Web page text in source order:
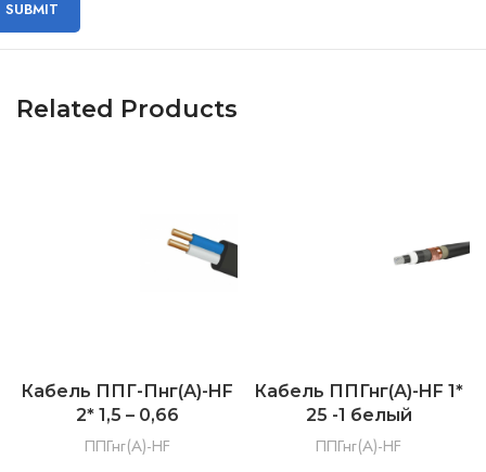
Related Products
Кабель ППГ-Пнг(А)-HF
2* 1,5 – 0,66
ППГнг(А)-HF
Кабель ППГнг(А)-HF 1*
25 -1 белый
ППГнг(А)-HF